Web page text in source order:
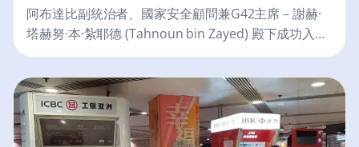
阿布達比副統治者、國家安全顧問兼G42主席－謝赫·
塔赫努·本·紮耶德 (Tahnoun bin Zayed) 殿下成功入選
2025年《時代》TIME100 AI榜單。謝赫·塔赫努·本·紮
耶德殿下一直是阿聯酋在人工智慧和雲計算領域多項
舉措的核心人物。《時代》在其引文中表示：“G42，
阿聯酋領先的科技公司，已通過與微軟和Cerebras
Systems等組織的合作，建立了全球人工智慧超級電腦